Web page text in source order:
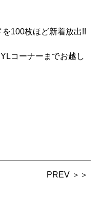
100枚ほど新着放出!!
コーナーまでお越し
PREV ＞＞